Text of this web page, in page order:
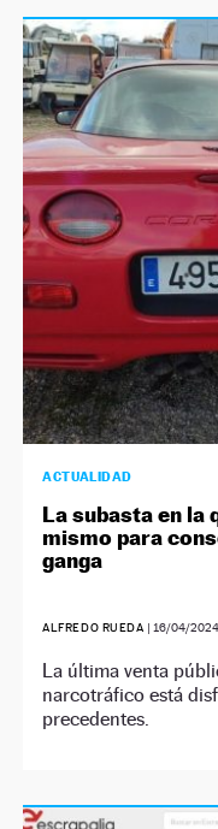
ACTUALIDAD
La subasta en la
mismo para
ganga
ALFREDO RUEDA | 16/04/2024
La última venta
narcotráfico está
precedentes.